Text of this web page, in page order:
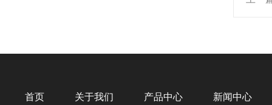
首页 关于我们 产品中心 新闻中心